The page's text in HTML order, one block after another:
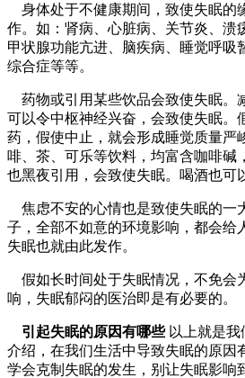
身体处于不健康期间，致使失眠的
作。如：肾病、心脏病、关节炎、溃
甲状腺功能亢进、脑疾病、睡觉呼吸
综合症等等。
药物或引用某些饮品会致使失眠。
可以令中枢神经兴奋，会致使失眠。
药，假使中止，就会形成睡觉质量严
啡、茶、可乐等饮料，均富含咖啡碱
也黑夜引用，会致使失眠。喝酒也可
焦虑不安的心情也是致使失眠的一
子，全部不如意的环境影响，都会给
失眠也就由此发作。
假如长时间处于失眠情况，不免会
响，失眠郁闷的医治即是有必要的。
引起失眠的原因有哪些以上就是我
介绍，在我们生活中导致失眠的原因
学会克制失眠的发生，别让失眠影响